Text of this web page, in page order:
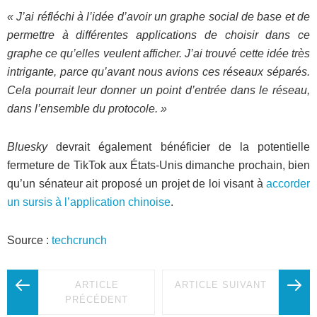
« J’ai réfléchi à l’idée d’avoir un graphe social de base et de
permettre à différentes applications de choisir dans ce
graphe ce qu’elles veulent afficher. J’ai trouvé cette idée très
intrigante, parce qu’avant nous avions ces réseaux séparés.
Cela pourrait leur donner un point d’entrée dans le réseau,
dans l’ensemble du protocole. »
Blueskydevrait également bénéficier de la potentielle
fermeture de TikTok aux États-Unis dimanche prochain, bien
qu’un sénateur ait proposé un projet de loi visant à accorder
un sursis à l’application chinoise.
Source : techcrunch
ARTICLE
PRÉCÉDENT
ARTICLE SUIVANT